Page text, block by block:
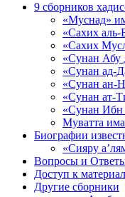
9 сборников
«Муснад»
«Сахих аль-
«Сахих
«Сунан Абу
«Сунан ад-
«Сунан ан-
«Сунан ат-
«Сунан
Муватта
Биографии
«Сияру
Вопросы и
Доступ к
Другие сборники